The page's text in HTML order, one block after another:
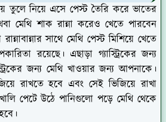
তুলে নিয়ে এসে পেস্ট তৈরি করে ভাতের
মেথি শাক রান্না করেও খেতে পারবেন
সাথে মেথি পেস্ট মিশিয়ে খেতে
রয়েছে। এছাড়া গ্যাস্ট্রিকের জন্য
জন্য মেথি খাওয়ার জন্য আপনাকে।
রাখতে হবে এবং সেই ভিজিয়ে রাখা
পেটে উঠে পানিগুলো পড়ে মেথি থেকে